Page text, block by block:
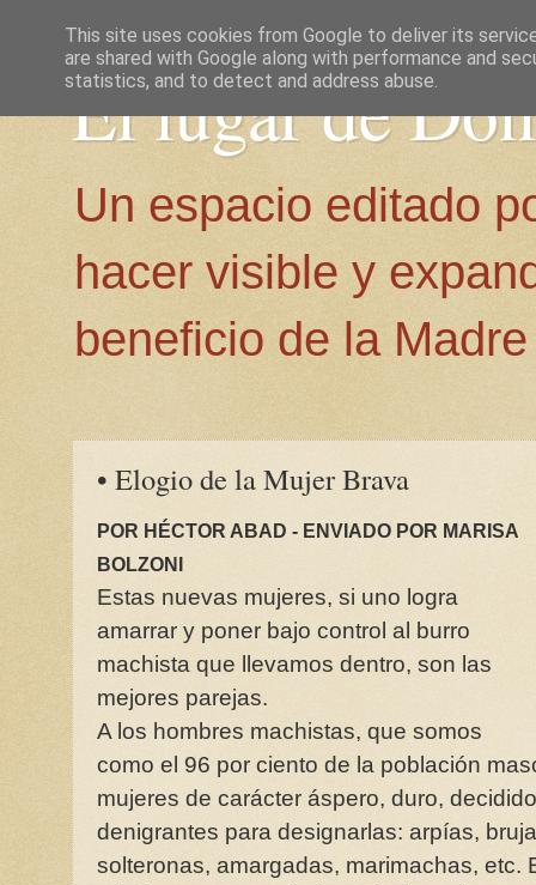
El lugar de
Un espacio editado
hacer visible y
beneficio de la
• Elogio de la Mujer Brava
POR HÉCTOR ABAD - ENVIADO POR MARISA
BOLZONI
Estas nuevas mujeres, si uno logra
amarrar y poner bajo control al burro
machista que llevamos dentro, son las
mejores parejas.
A los hombres machistas, que somos
como el 96 por ciento de la población
mujeres de carácter áspero, duro,
denigrantes para designarlas: arpías,
solteronas, amargadas, marimachas, etc.
This site uses cookies from Google to deliver its
are shared with Google along with performance and
statistics, and to detect and address abuse.